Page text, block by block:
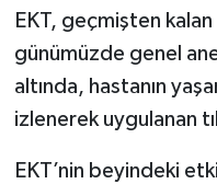
EKT, geçmişten
günümüzde genel
altında, hastanın
izlenerek uygulanan
EKT’nin beyindeki